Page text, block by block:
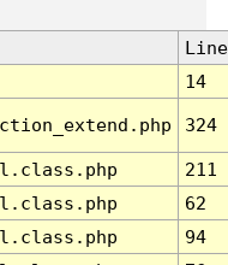
Line
14
324
211
62
94